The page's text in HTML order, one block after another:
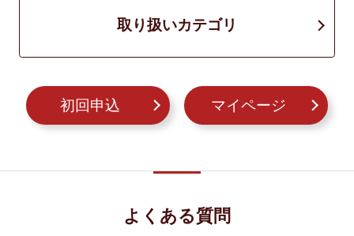
取り扱いカテゴリ
初回申込 マイページ
よくある質問